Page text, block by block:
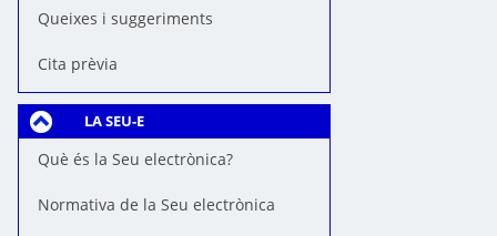
Queixes i suggeriments
Cita prèvia
LA SEU-E
Què és la Seu electrònica?
Normativa de la Seu electrònica